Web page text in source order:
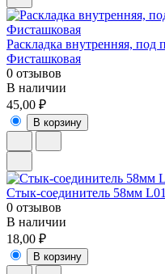
Раскладка внутренняя,
Фисташковая
0 отзывов
В наличии
45,00 ₽
В корзину
Стык-соединитель 58мм
0 отзывов
В наличии
18,00 ₽
В корзину